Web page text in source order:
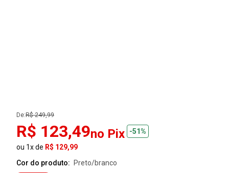
De:R$ 249,99
R$ 123,49no Pix
-51%
ou 1x de R$ 129,99
Cor do produto:
preto/branco